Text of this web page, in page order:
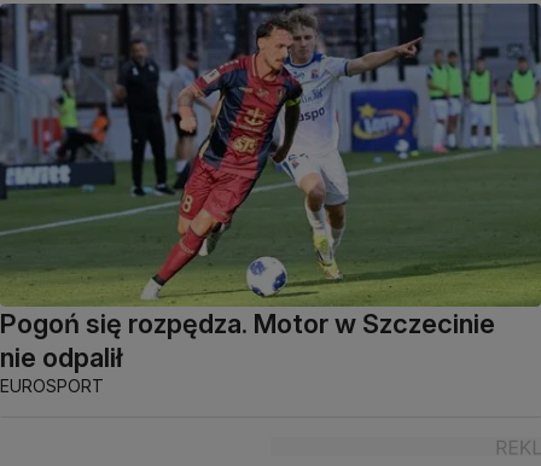
Pogoń się rozpędza. Motor w Szczecinie
nie odpalił
EUROSPORT